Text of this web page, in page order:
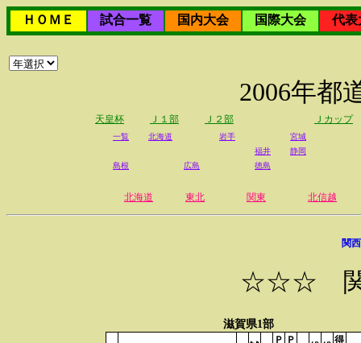
ＨＯＭＥ 試合一覧 国内大会 国際大会 代表
2006年都
天皇杯 Ｊ１部 Ｊ２部 Ｊカップ
一覧 北海道 岩手
宮城
福井
静岡
島根
広島 徳島
北海道 東北 関東 北信越
関
☆☆☆
滋賀県1部
Ｐ Ｐ
得